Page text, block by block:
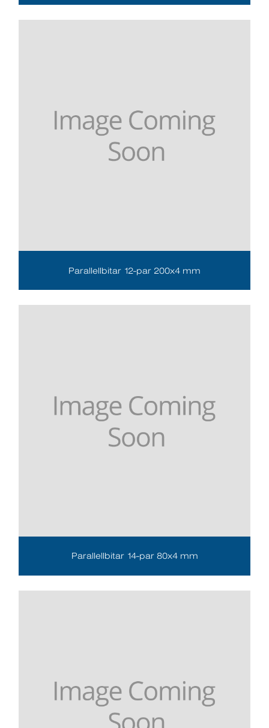
Parallellbitar 12-par 200x4 mm
Parallellbitar 14-par 80x4 mm